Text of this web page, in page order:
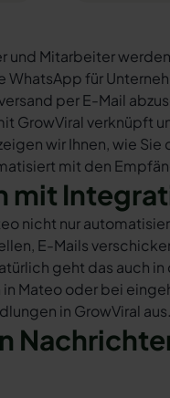
Mitarbeiter
WhatsApp für
per E-Mail
GrowViral verknüpft
wir Ihnen, wie
mit den
mit
nicht nur
E-Mails
geht das auch in
Mateo oder bei
in GrowViral aus.